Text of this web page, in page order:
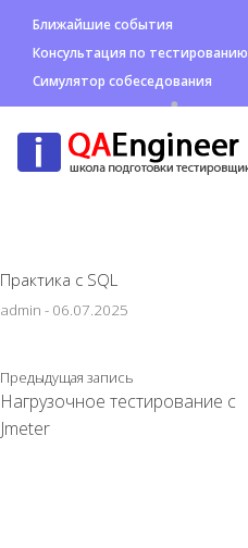
Ближайшие события
Консультация по тестированию
Симулятор собеседования
Практика с SQL
admin - 06.07.2025
Предыдущая запись
Нагрузочное тестирование с
Jmeter